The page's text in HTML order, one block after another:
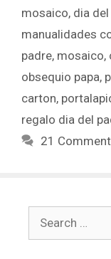
mosaico, dia
manualidades
padre, mosaico,
obsequio papa,
carton,
regalo dia del
21